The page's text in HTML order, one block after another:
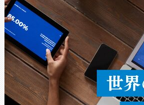
ードを切り替えて
ることなく、単一
うにします。遠距
密度なスキャ […]